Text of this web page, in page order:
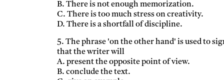
B. There is not enough memorization.
C. There is too much stress on creativity.
D. There is a shortfall of discipline.
5. The phrase 'on the other hand' is used to
that the writer will
A. present the opposite point of view.
B. conclude the text.